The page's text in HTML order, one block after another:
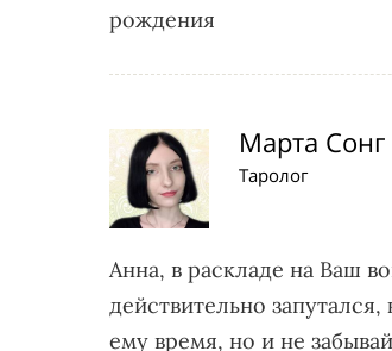
рождения
Марта Сонг
Таролог
Анна, в раскладе на Ваш
действительно
ему время, но и не